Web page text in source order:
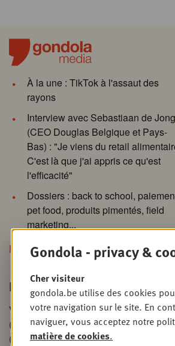
À la une : TikTok à l'assaut des
rayons
Interview avec Sebastiaan de Jong
(CEO Douglas Belgique et Pays-
Bas) : "Je viens du retail
C'est là que j'ai appris ce qu'est
l'efficacité"
Dossiers : back to school,
pet food, produits pimentés, field
marketing...
Découvrez la nouvelle édition !
L’actu retail en un coup d’œil
Vous voulez tout savoir sur l'actualité
(Magazine), nos événements (Society)
(Academy)?
Gondola - privacy &
Cher visiteur
gondola.be utilise des cookies
votre navigation sur le site. En
naviguer, vous acceptez notre
matière de cookies.